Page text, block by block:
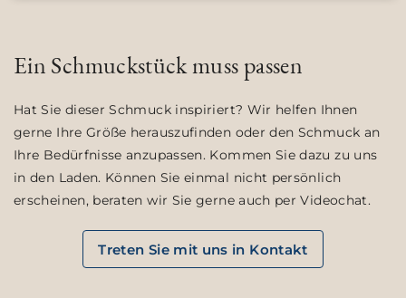
Ein Schmuckstück muss passen
Hat Sie dieser Schmuck inspiriert? Wir helfen Ihnen
gerne Ihre Größe herauszufinden oder den Schmuck an
Ihre Bedürfnisse anzupassen. Kommen Sie dazu zu uns
in den Laden. Können Sie einmal nicht persönlich
erscheinen, beraten wir Sie gerne auch per Videochat.
Treten Sie mit uns in Kontakt